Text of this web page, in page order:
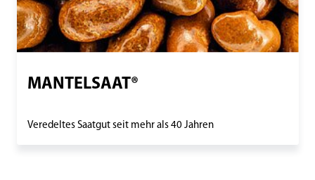
MANTELSAAT®
Veredeltes Saatgut seit mehr als 40 Jahren